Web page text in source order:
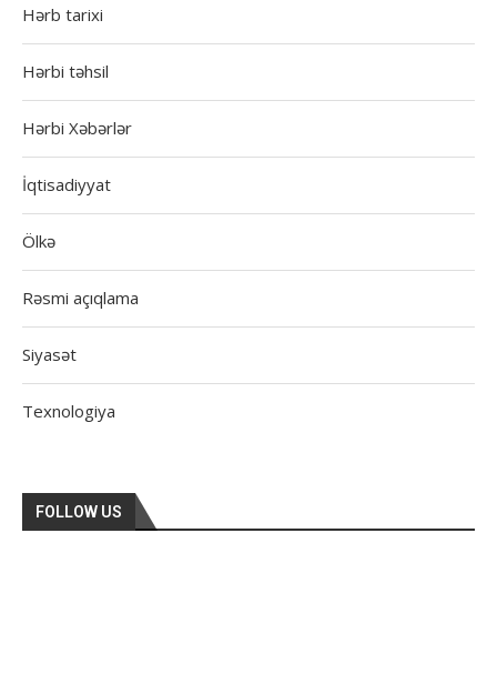
Hərb tarixi
Hərbi təhsil
Hərbi Xəbərlər
İqtisadiyyat
Ölkə
Rəsmi açıqlama
Siyasət
Texnologiya
FOLLOW US